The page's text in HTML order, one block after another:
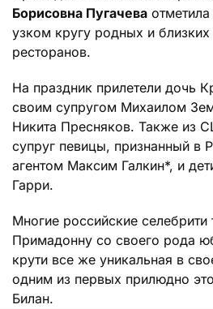
Борисовна Пугачева
узком кругу родных и
ресторанов.
На праздник прилетели дочь
своим супругом Михаилом
Никита Пресняков. Также из
супруг певицы, признанный в
агентом Максим Галкин*, и
Гарри.
Многие российские
Примадонну со своего рода
крути все же уникальная в
одним из первых прилюдно
Билан.